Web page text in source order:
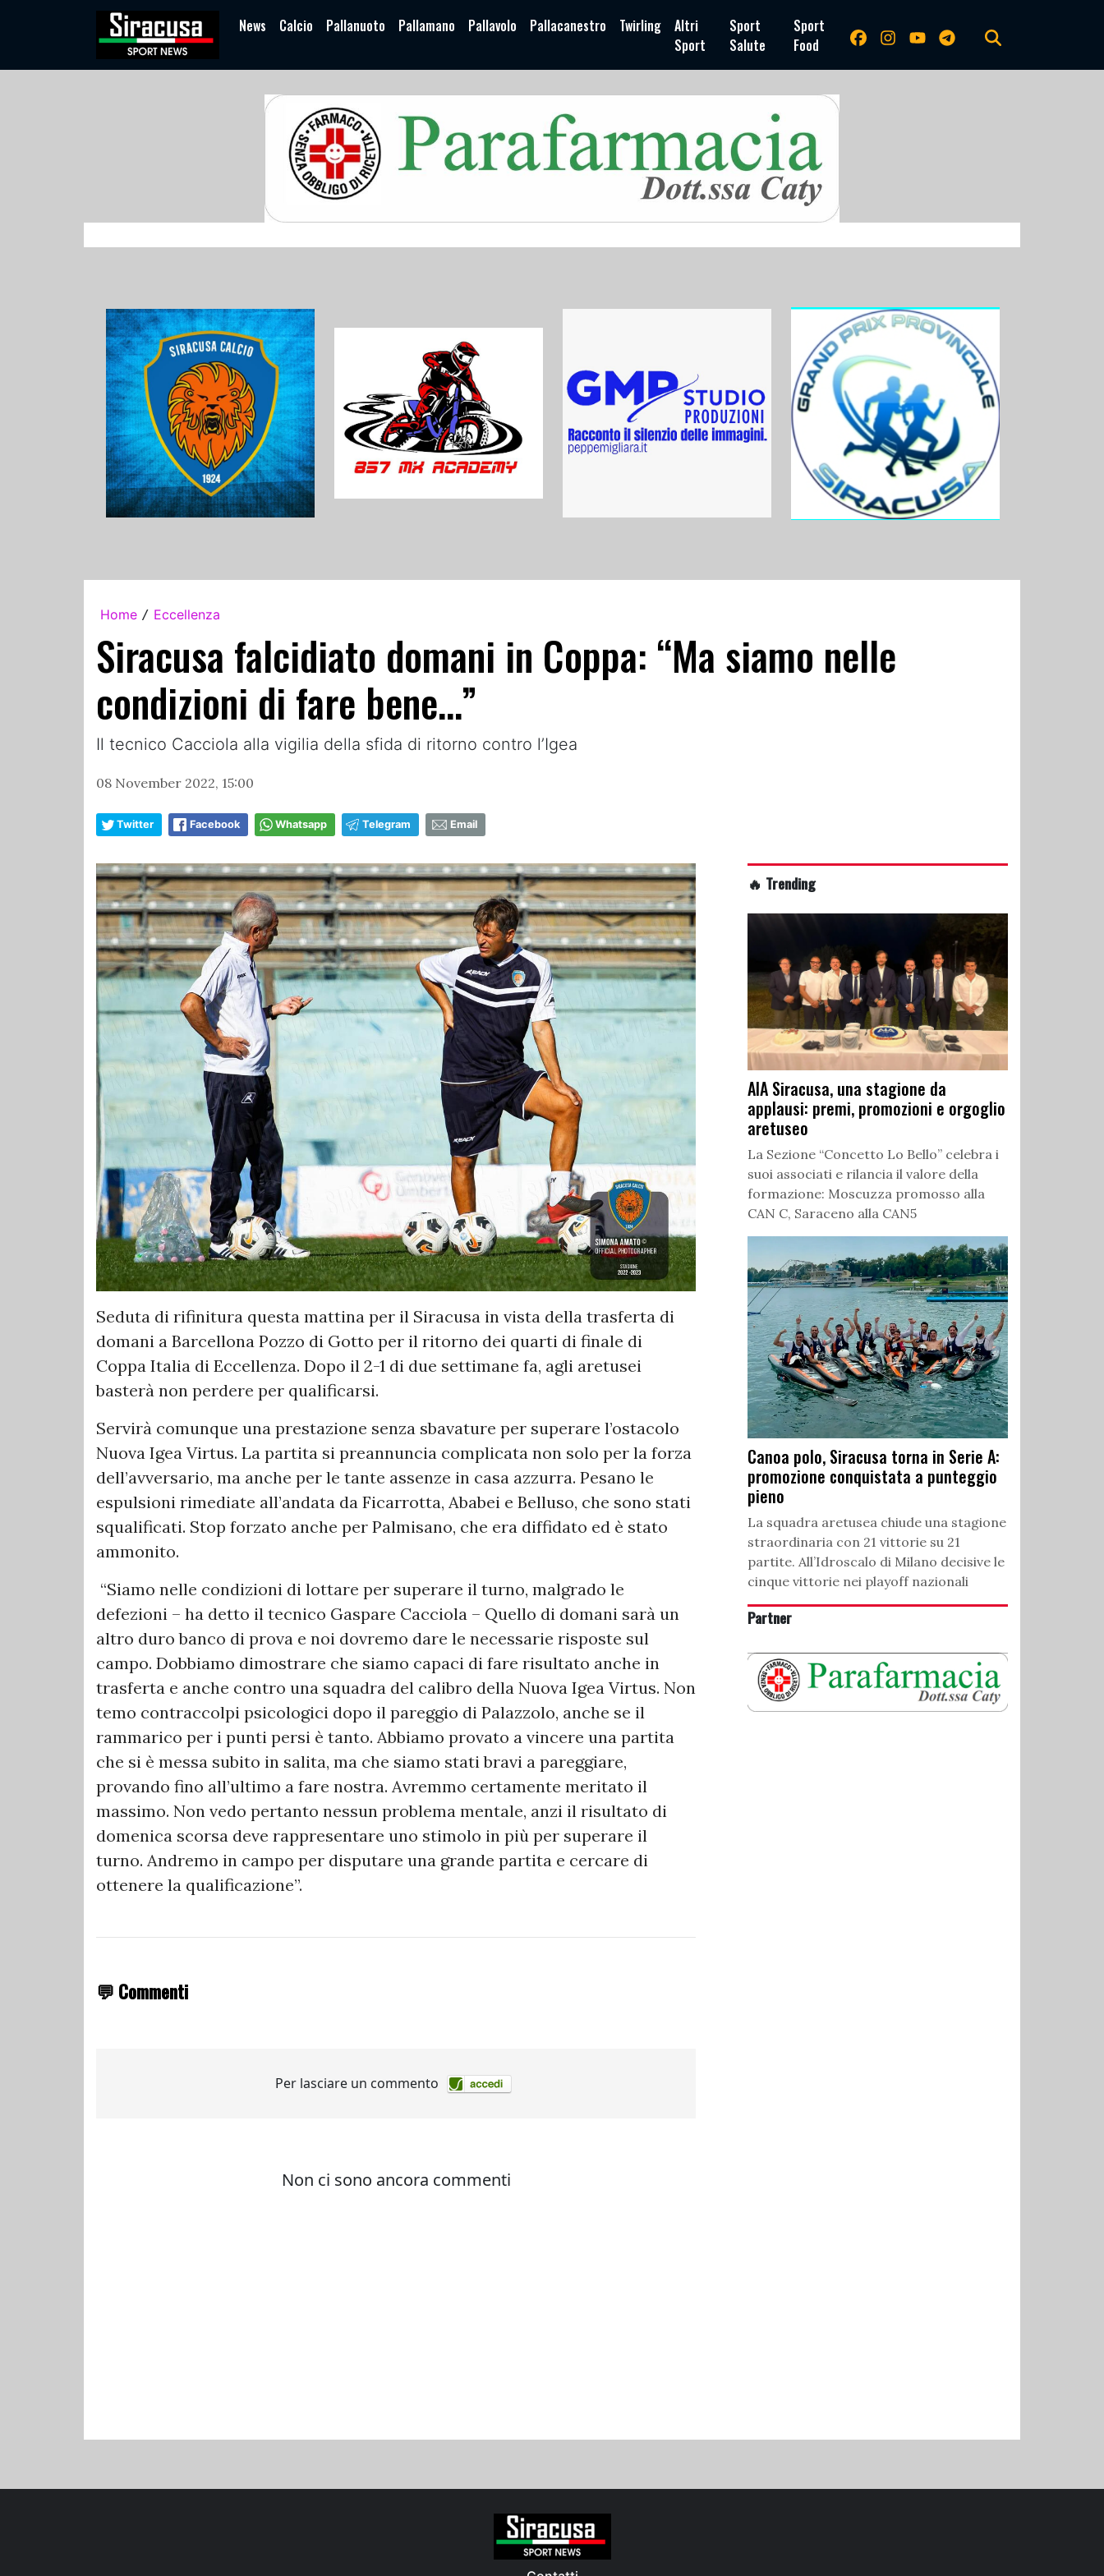
News Calcio Pallanuoto Pallamano Pallavolo Pallacanestro Twirling
Altri
Sport
Sport
Salute
Sport
Food
Home / Eccellenza
Siracusa falcidiato domani in Coppa: “Ma siamo nelle
condizioni di fare bene…”
Il tecnico Cacciola alla vigilia della sfida di ritorno contro l’Igea
08 November 2022, 15:00
Twitter Facebook Whatsapp Telegram Email
Seduta di rifinitura questa mattina per il Siracusa in vista della trasferta di
domani a Barcellona Pozzo di Gotto per il ritorno dei quarti di finale di
Coppa Italia di Eccellenza. Dopo il 2-1 di due settimane fa, agli aretusei
basterà non perdere per qualificarsi.
Servirà comunque una prestazione senza sbavature per superare l’ostacolo
Nuova Igea Virtus. La partita si preannuncia complicata non solo per la forza
dell’avversario, ma anche per le tante assenze in casa azzurra. Pesano le
espulsioni rimediate all’andata da Ficarrotta, Ababei e Belluso, che sono stati
squalificati. Stop forzato anche per Palmisano, che era diffidato ed è stato
ammonito.
“Siamo nelle condizioni di lottare per superare il turno, malgrado le
defezioni – ha detto il tecnico Gaspare Cacciola – Quello di domani sarà un
altro duro banco di prova e noi dovremo dare le necessarie risposte sul
campo. Dobbiamo dimostrare che siamo capaci di fare risultato anche in
trasferta e anche contro una squadra del calibro della Nuova Igea Virtus. Non
temo contraccolpi psicologici dopo il pareggio di Palazzolo, anche se il
rammarico per i punti persi è tanto. Abbiamo provato a vincere una partita
che si è messa subito in salita, ma che siamo stati bravi a pareggiare,
provando fino all’ultimo a fare nostra. Avremmo certamente meritato il
massimo. Non vedo pertanto nessun problema mentale, anzi il risultato di
domenica scorsa deve rappresentare uno stimolo in più per superare il
turno. Andremo in campo per disputare una grande partita e cercare di
ottenere la qualificazione”.
💬 Commenti
🔥 Trending
AIA Siracusa, una stagione da
applausi: premi, promozioni e orgoglio
aretuseo
La Sezione “Concetto Lo Bello” celebra i
suoi associati e rilancia il valore della
formazione: Moscuzza promosso alla
CAN C, Saraceno alla CAN5
Canoa polo, Siracusa torna in Serie A:
promozione conquistata a punteggio
pieno
La squadra aretusea chiude una stagione
straordinaria con 21 vittorie su 21
partite. All’Idroscalo di Milano decisive le
cinque vittorie nei playoff nazionali
Partner